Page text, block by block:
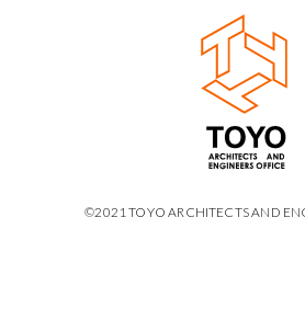
©2021 TOYO ARCHITECTS AND